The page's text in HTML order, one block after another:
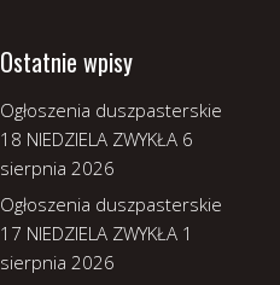
Ostatnie wpisy
Ogłoszenia duszpasterskie
18 NIEDZIELA ZWYKŁA 6
sierpnia 2026
Ogłoszenia duszpasterskie
17 NIEDZIELA ZWYKŁA 1
sierpnia 2026